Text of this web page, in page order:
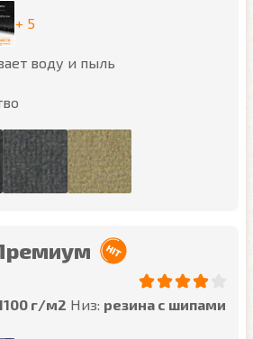
+ 5
воду и пыль
г/м2 Низ: резина с шипами